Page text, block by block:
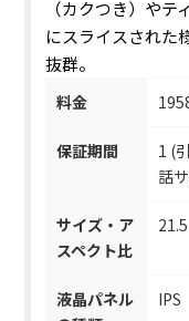
（カクつき）や
にスライスされた
抜群。
料金
保証期間
1 (
話
サイズ・ア
スペクト比
21.5
液晶パネル
IPS